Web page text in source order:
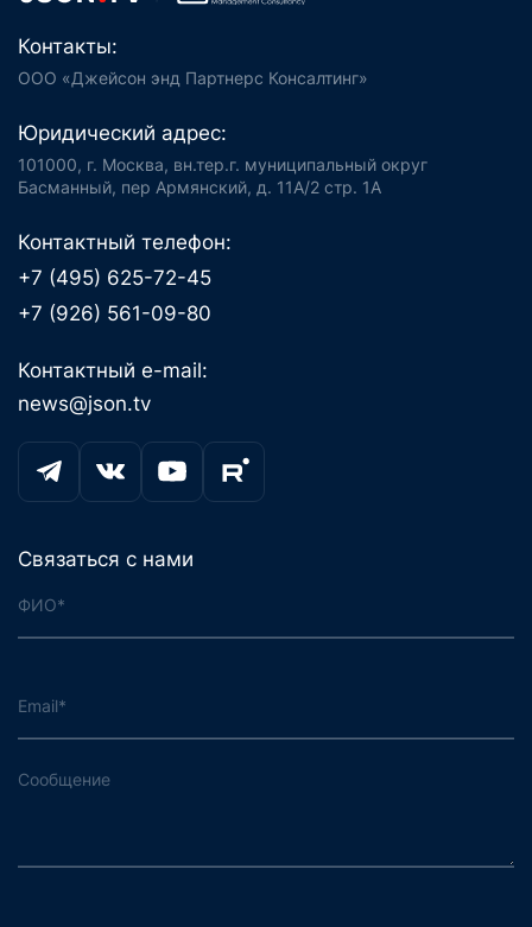
Контакты:
ООО «Джейсон энд Партнерс Консалтинг»
Юридический адрес:
101000, г. Москва, вн.тер.г. муниципальный округ
Басманный, пер Армянский, д. 11А/2 стр. 1А
Контактный телефон:
+7 (495) 625-72-45
+7 (926) 561-09-80
Контактный e-mail:
news@json.tv
Связаться с нами